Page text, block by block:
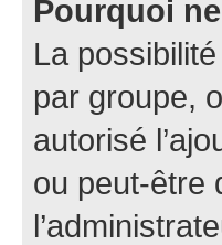
Pourquoi
La
par groupe,
autorisé
ou peut-être